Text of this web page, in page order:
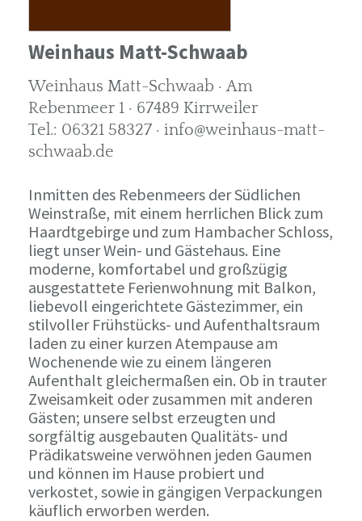
Weinhaus Matt-Schwaab
Weinhaus Matt-Schwaab · Am
Rebenmeer 1 · 67489 Kirrweiler
Tel.: 06321 58327 · info@weinhaus-matt-
schwaab.de
Inmitten des Rebenmeers der Südlichen
Weinstraße, mit einem herrlichen Blick zum
Haardtgebirge und zum Hambacher Schloss,
liegt unser Wein- und Gästehaus. Eine
moderne, komfortabel und großzügig
ausgestattete Ferienwohnung mit Balkon,
liebevoll eingerichtete Gästezimmer, ein
stilvoller Frühstücks- und Aufenthaltsraum
laden zu einer kurzen Atempause am
Wochenende wie zu einem längeren
Aufenthalt gleichermaßen ein. Ob in trauter
Zweisamkeit oder zusammen mit anderen
Gästen; unsere selbst erzeugten und
sorgfältig ausgebauten Qualitäts- und
Prädikatsweine verwöhnen jeden Gaumen
und können im Hause probiert und
verkostet, sowie in gängigen Verpackungen
käuflich erworben werden.